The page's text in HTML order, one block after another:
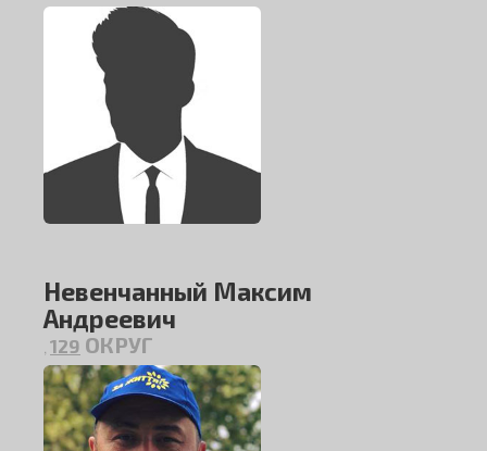
Невенчанный Максим
Андреевич
129 ОКРУГ